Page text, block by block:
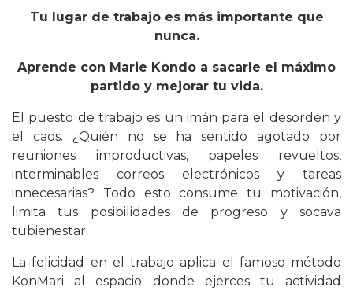
Tu lugar de trabajo es más importante que
nunca.
Aprende con Marie Kondo a sacarle el máximo
partido y mejorar tu vida.
El puesto de trabajo es un imán para el desorden y
el caos. ¿Quién no se ha sentido agotado por
reuniones improductivas, papeles revueltos,
interminables correos electrónicos y tareas
innecesarias? Todo esto consume tu motivación,
limita tus posibilidades de progreso y socava
tubienestar.
La felicidad en el trabajo aplica el famoso método
KonMari al espacio donde ejerces tu actividad